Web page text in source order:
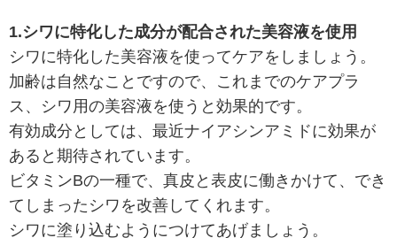
1.シワに特化した成分が配合された美容液を使用
シワに特化した美容液を使ってケアをしましょう。
加齢は自然なことですので、これまでのケアプラ
ス、シワ用の美容液を使うと効果的です。
有効成分としては、最近ナイアシンアミドに効果が
あると期待されています。
ビタミンBの一種で、真皮と表皮に働きかけて、でき
てしまったシワを改善してくれます。
シワに塗り込むようにつけてあげましょう。